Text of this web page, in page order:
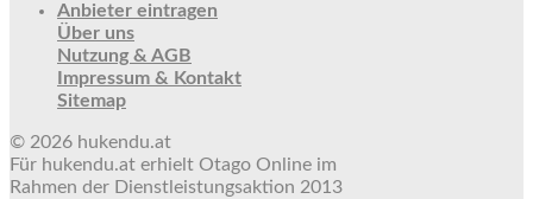
Anbieter eintragen
Über uns
Nutzung & AGB
Impressum & Kontakt
Sitemap
© 2026 hukendu.at
Für hukendu.at erhielt Otago Online im
Rahmen der Dienstleistungsaktion 2013